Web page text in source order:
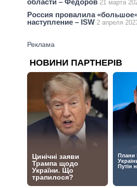
области – Федоров 21 марта
Россия провалила
наступление – ISW 2 апреля